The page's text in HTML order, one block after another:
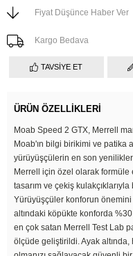
Fiyat Düşünce Haber Ver
Kargo Bedava
TAVSIYE ET
ÜRÜN ÖZELLIKLERI
Moab Speed 2 GTX, Merrell
Moab'ın bilgi birikimi ve patika
yürüyüşçülerin en son
Merrell için özel olarak
tasarım ve çekiş
Yürüyüşçüler konforun
altındaki köpükte konforda
en çok satan Merrell Test Lab
ölçüde geliştirildi. Ayak